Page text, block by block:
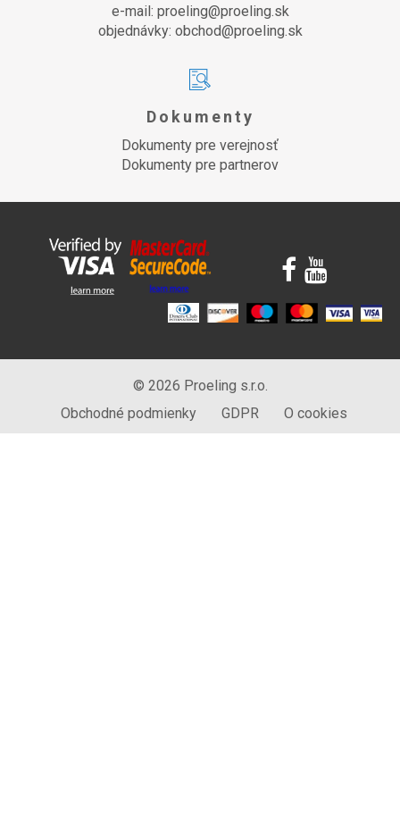
e-mail: proeling@proeling.sk
objednávky: obchod@proeling.sk
Dokumenty
Dokumenty pre verejnosť
Dokumenty pre partnerov
© 2026 Proeling s.r.o.
Obchodné podmienky
GDPR O cookies